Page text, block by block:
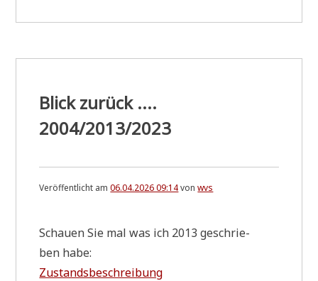
Klimaneutralität
hat
die
Frau
Minister
Blick zurück ....
2004/2013/2023
Veröffentlicht am06.04.2026 09:14vonwvs
Schau­en Sie mal was ich 2013 geschrie­
ben habe:
Zustands­be­schrei­bung